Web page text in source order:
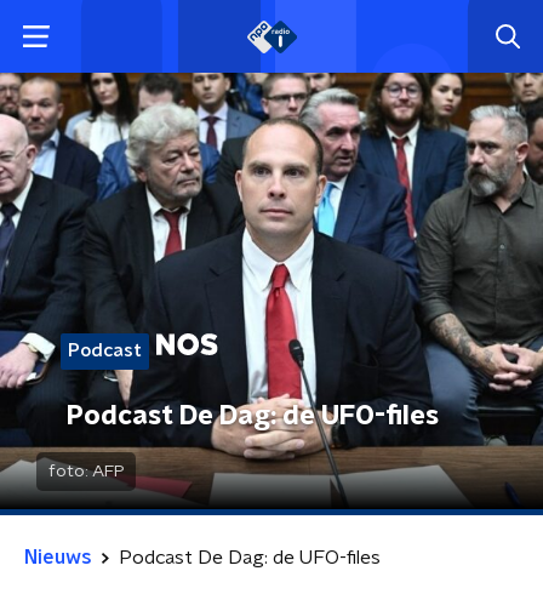
Podcast
Podcast De Dag: de UFO-files
foto:AFP
Nieuws Podcast De Dag: de UFO-files